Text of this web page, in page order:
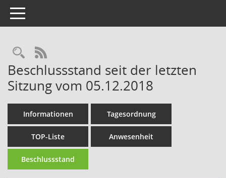
Toggle navigation
Rechercheauswahl
RSS-Feed
Beschlussstand seit der letzten
Sitzung vom 05.12.2018
Informationen Tagesordnung
TOP-Liste Anwesenheit
Beschlussstand